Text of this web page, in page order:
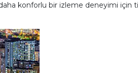
konforlu bir izleme deneyimi için